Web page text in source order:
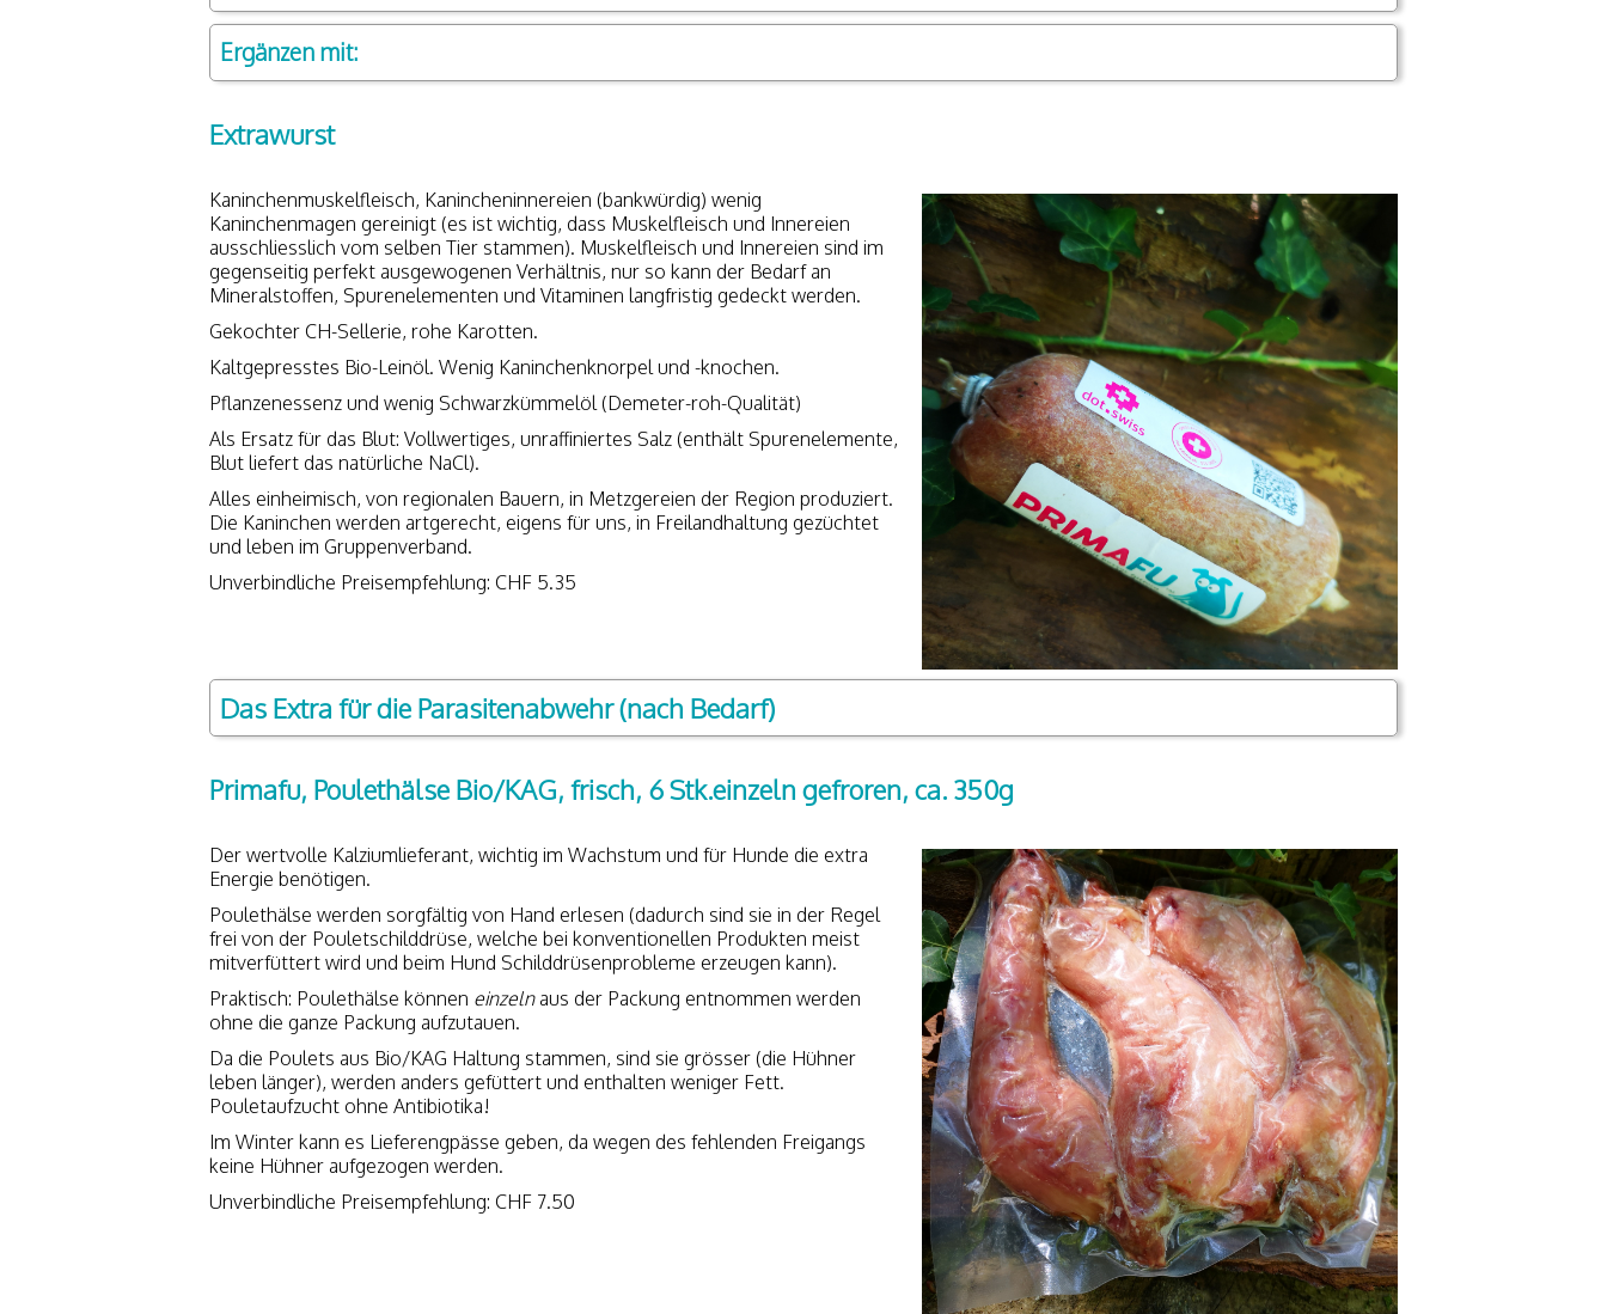
Ergänzen mit:
Extrawurst
Kaninchenmuskelfleisch, Kanincheninnereien (bankwürdig) wenig
Kaninchenmagen gereinigt (es ist wichtig, dass Muskelfleisch und Innereien
ausschliesslich vom selben Tier stammen). Muskelfleisch und Innereien sind im
gegenseitig perfekt ausgewogenen Verhältnis, nur so kann der Bedarf an
Mineralstoffen, Spurenelementen und Vitaminen langfristig gedeckt werden.
Gekochter CH-Sellerie, rohe Karotten.
Kaltgepresstes Bio-Leinöl. Wenig Kaninchenknorpel und -knochen.
Pflanzenessenz und wenig Schwarzkümmelöl (Demeter-roh-Qualität)
Als Ersatz für das Blut: Vollwertiges, unraffiniertes Salz (enthält Spurenelemente,
Blut liefert das natürliche NaCl).
Alles einheimisch, von regionalen Bauern, in Metzgereien der Region produziert.
Die Kaninchen werden artgerecht, eigens für uns, in Freilandhaltung gezüchtet
und leben im Gruppenverband.
Unverbindliche Preisempfehlung: CHF 5.35
Das Extra für die Parasitenabwehr (nach Bedarf)
Primafu, Poulethälse Bio/KAG, frisch, 6 Stk.einzeln gefroren, ca. 350g
Der wertvolle Kalziumlieferant, wichtig im Wachstum und für Hunde die extra
Energie benötigen.
Poulethälse werden sorgfältig von Hand erlesen (dadurch sind sie in der Regel
frei von der Pouletschilddrüse, welche bei konventionellen Produkten meist
mitverfüttert wird und beim Hund Schilddrüsenprobleme erzeugen kann).
Praktisch: Poulethälse können einzeln aus der Packung entnommen werden
ohne die ganze Packung aufzutauen.
Da die Poulets aus Bio/KAG Haltung stammen, sind sie grösser (die Hühner
leben länger), werden anders gefüttert und enthalten weniger Fett.
Pouletaufzucht ohne Antibiotika!
Im Winter kann es Lieferengpässe geben, da wegen des fehlenden Freigangs
keine Hühner aufgezogen werden.
Unverbindliche Preisempfehlung: CHF 7.50